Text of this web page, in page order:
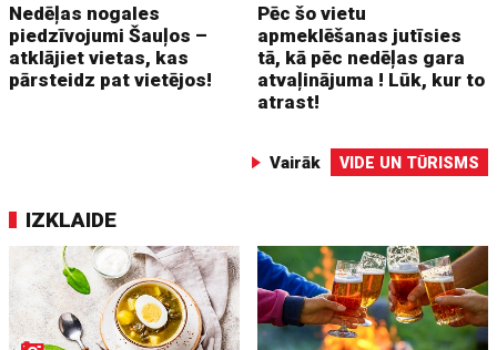
Nedēļas nogales
piedzīvojumi Šauļos –
atklājiet vietas, kas
pārsteidz pat vietējos!
Pēc šo vietu
apmeklēšanas jutīsies
tā, kā pēc nedēļas gara
atvaļinājuma ! Lūk, kur to
atrast!
Vairāk VIDE UN TŪRISMS
IZKLAIDE